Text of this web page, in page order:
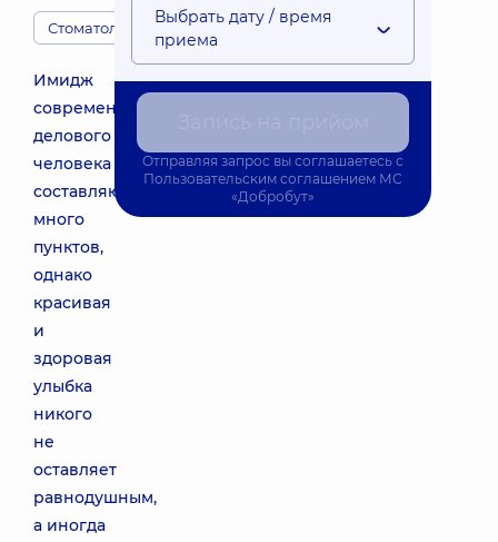
Стоматология
Имидж
современного
делового
человека
составляют
много
пунктов,
однако
красивая
и
здоровая
улыбка
никого
не
оставляет
равнодушным,
а иногда
Выбрать дату / время
приема
Отправляя запрос вы соглашаетесь с
Пользовательским соглашением МС
«Добробут»